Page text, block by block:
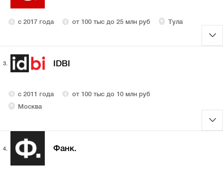
с 2017 года от 100 тыс до 25 млн руб Тула
3. IDBI
с 2011 года
от 100 тыс до 10 млн руб
Москва
4. Фанк.